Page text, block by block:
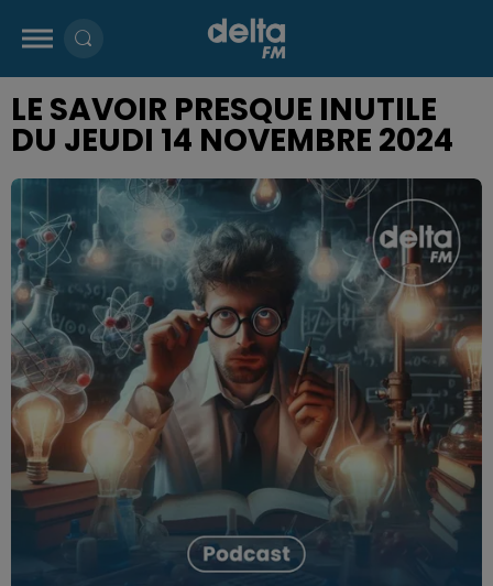
LE SAVOIR PRESQUE INUTILE
DU JEUDI 14 NOVEMBRE 2024